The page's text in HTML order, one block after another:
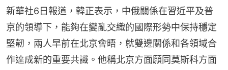
新華社6日報道，韓正表示，中俄關係在習近平及普
京的領導下，能夠在變亂交織的國際形勢中保持穩定
堅韌，兩人早前在北京會晤，就雙邊關係和各領域合
作達成新的重要共識。他稱北京方面願同莫斯科方面